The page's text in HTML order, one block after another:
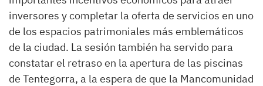
inversores y completar la oferta de servicios en uno
de los espacios patrimoniales más emblemáticos
de la ciudad. La sesión también ha servido para
constatar el retraso en la apertura de las piscinas
de Tentegorra, a la espera de que la Mancomunidad